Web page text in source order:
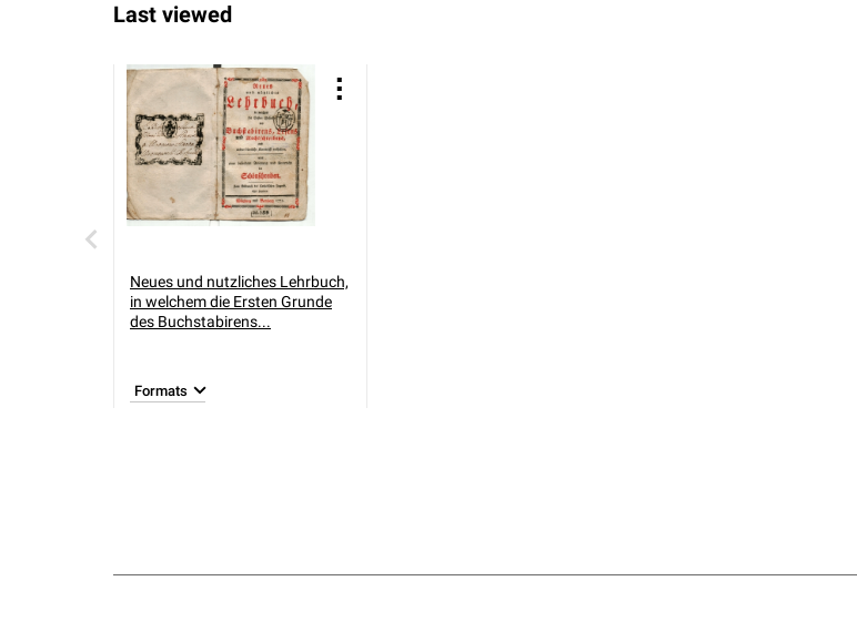
Last viewed
Neues und nutzliches Lehrbuch,
in welchem die Ersten Grunde
des Buchstabirens...
Formats